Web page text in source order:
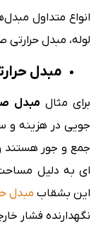
انواع متداول
لوله، مبدل
مبدل
برای مثال مبدل
جویی در هزینه و
جمع و جور هستند
ای به دلیل
این بشقابمبدل
نگهدارنده فشار